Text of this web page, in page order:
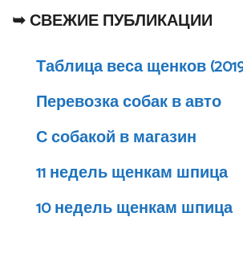
➥ СВЕЖИЕ ПУБЛИКАЦИИ
Таблица веса щенков
Перевозка собак в авто
С собакой в магазин
11 недель щенкам шпица
10 недель щенкам шпица